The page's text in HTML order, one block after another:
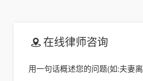
在线律师咨询